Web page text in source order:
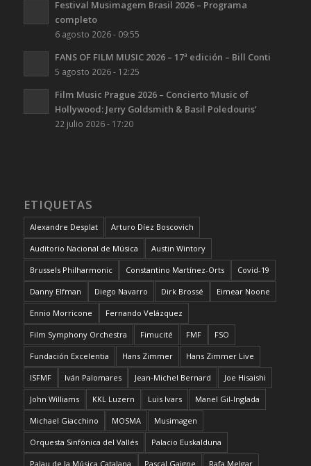
Festival Musimagem Brasil 2026 – Programa
completo
6 agosto 2026 - 09:55
FANS OF FILM MUSIC 2026 – 17ª edición – Bill Conti
5 agosto 2026 - 12:25
Film Music Prague 2026 – Concierto ‘Music of
Hollywood: Jerry Goldsmith & Basil Poledouris’
22 julio 2026 - 17:20
ETIQUETAS
Alexandre Desplat Arturo Díez Boscovich
Auditorio Nacional de Música Austin Wintory
Brussels Philharmonic Constantino Martínez-Orts Covid-19
Danny Elfman Diego Navarro Dirk Brossé Eimear Noone
Ennio Morricone Fernando Velázquez
Film Symphony Orchestra Fimucité FMF FSO
Fundación Excelentia Hans Zimmer Hans Zimmer Live
ISFMF Iván Palomares Jean-Michel Bernard Joe Hisaishi
John Williams KKL Luzern Luis Ivars Manel Gil-Inglada
Michael Giacchino MOSMA Musimagen
Orquesta Sinfónica del Vallés Palacio Euskalduna
Palau de la Música Catalana Pascal Gaigne Rafa Melgar